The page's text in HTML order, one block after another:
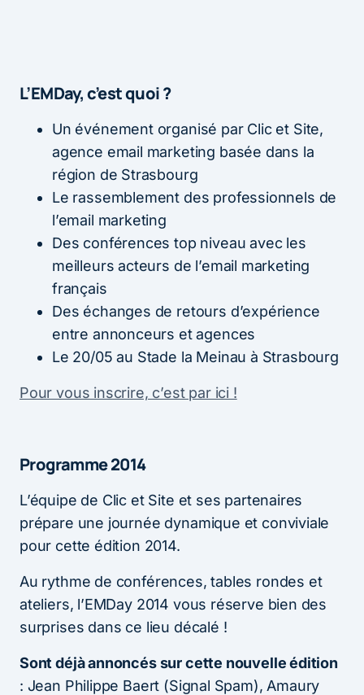
L’EMDay, c’est quoi ?
Un événement organisé par Clic et Site,
agence email marketing basée dans la
région de Strasbourg
Le rassemblement des professionnels de
l’email marketing
Des conférences top niveau avec les
meilleurs acteurs de l’email marketing
français
Des échanges de retours d’expérience
entre annonceurs et agences
Le 20/05 au Stade la Meinau à Strasbourg
Pour vous inscrire, c’est par ici !
Programme 2014
L’équipe de Clic et Site et ses partenaires
prépare une journée dynamique et conviviale
pour cette édition 2014.
Au rythme de conférences, tables rondes et
ateliers, l’EMDay 2014 vous réserve bien des
surprises dans ce lieu décalé !
Sont déjà annoncés sur cette nouvelle édition
: Jean Philippe Baert (Signal Spam), Amaury